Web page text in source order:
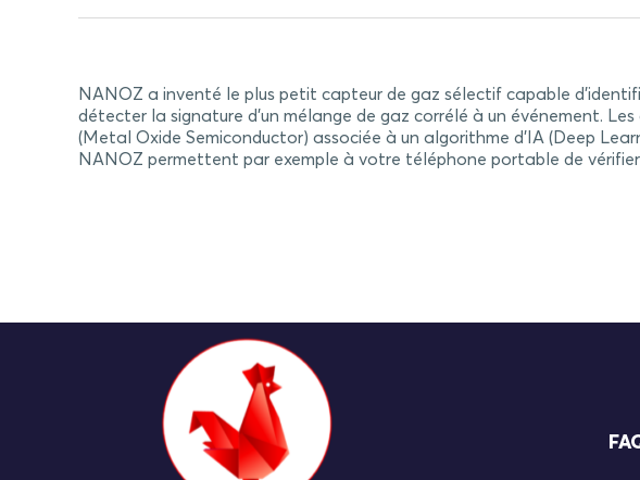
NANOZ a inventé le plus petit capteur de gaz sélectif capable
détecter la signature d’un mélange de gaz corrélé à un événement.
(Metal Oxide Semiconductor) associée à un algorithme d’IA (Deep
NANOZ permettent par exemple à votre téléphone portable de